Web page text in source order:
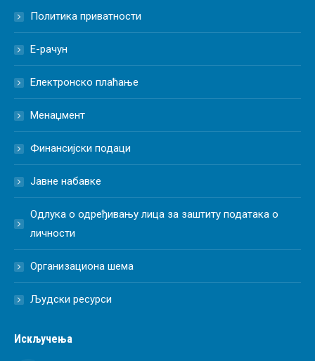
Политика приватности
Е-рачун
Електронско плаћање
Менаџмент
Финансијски подаци
Јавне набавке
Одлука о одређивању лица за заштиту података о
личности
Организациона шема
Људски ресурси
Искључења